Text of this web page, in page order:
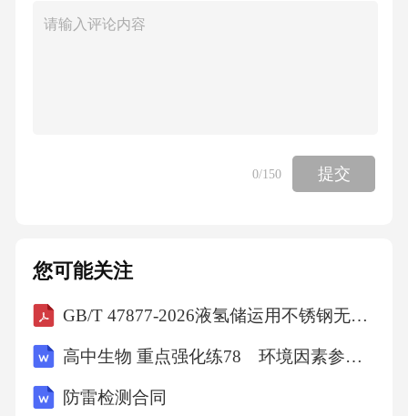
位置。听独白前，你将有时间阅读各个小题，
遍。
听下面一段独白，回答第11至第15五个小题。
0/150 提交
您可能关注
GB/T 47877-2026液氢储运用不锈钢无缝钢管
高中生物 重点强化练78 环境因素参与调节植物的生命活动
防雷检测合同